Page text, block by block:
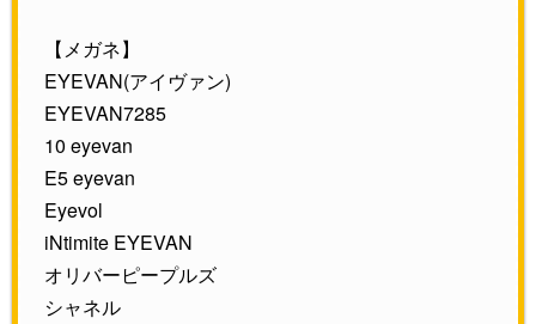
【メガネ】
EYEVAN(アイヴァン)
EYEVAN7285
10 eyevan
E5 eyevan
Eyevol
iNtimite EYEVAN
オリバーピープルズ
シャネル